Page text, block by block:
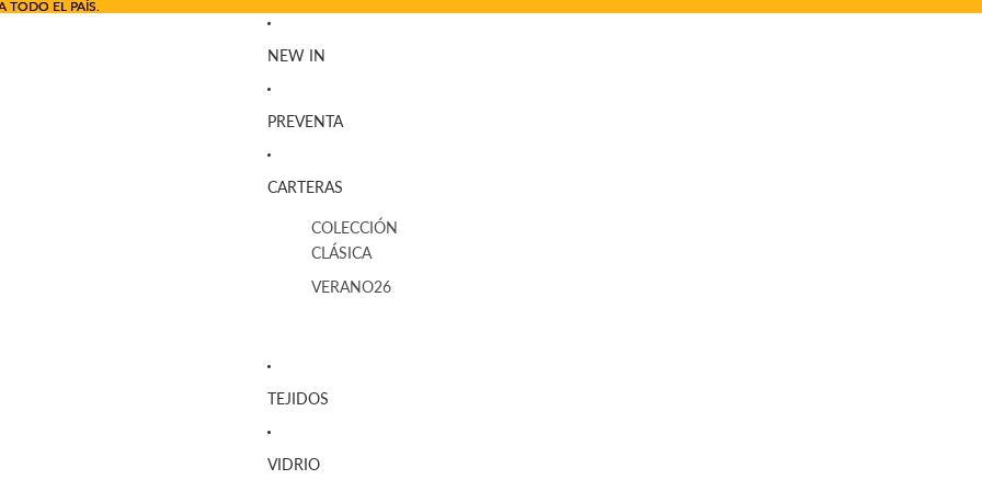
TODO EL PAÍS.
TODO EL PAÍS.
NEW IN
PREVENTA
CARTERAS
COLECCIÓN
CLÁSICA
VERANO26
TEJIDOS
VIDRIO